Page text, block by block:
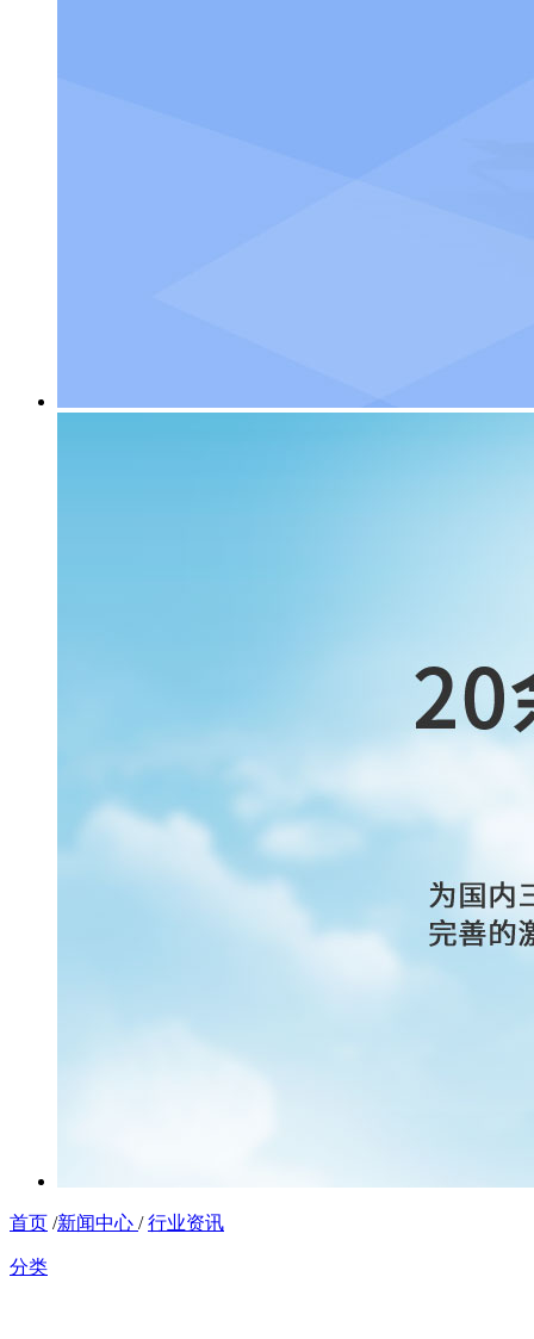
首页 /新闻中心 /行业资讯
分类